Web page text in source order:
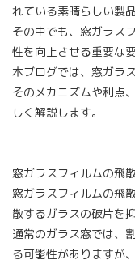
れている素晴らしい製品
その中でも、窓ガラス
性を向上させる重要な要
本ブログでは、窓ガラ
そのメカニズムや利点
しく解説します。
窓ガラスフィルムの飛
窓ガラスフィルムの飛
散するガラスの破片を
通常のガラス窓では、
る可能性がありますが、